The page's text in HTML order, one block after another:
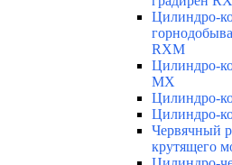
Цилиндро-
RXМ
Цилиндро-
MX
Цилиндро-
Цилиндро-
Червячный
крутящего